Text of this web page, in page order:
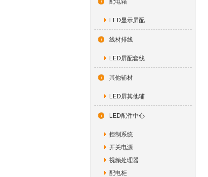
配电箱
LED显示屏配
线材排线
LED屏配套线
其他辅材
LED屏其他辅
LED配件中心
控制系统
开关电源
视频处理器
配电柜